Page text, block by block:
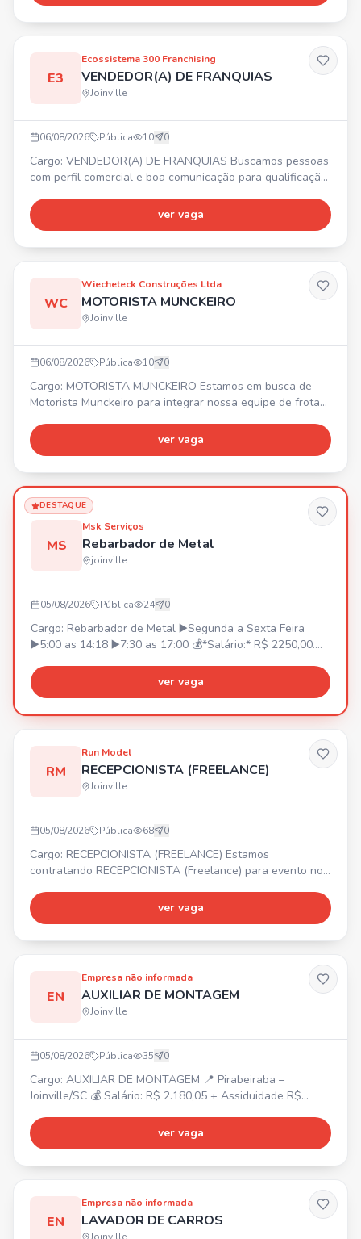
E3
Ecossistema 300 Franchising
VENDEDOR(A) DE FRANQUIAS
Joinville
06/08/2026 Pública 10 0
Cargo: VENDEDOR(A) DE FRANQUIAS Buscamos pessoas
com perfil comercial e boa comunicação para qualificação
com vendas high ticket, familiaridade com CRM. 💰
Remuneração fixa de R$3.200,00 + variável agressiva e
ver vaga
WC
Wiecheteck Construções Ltda
MOTORISTA MUNCKEIRO
Joinville
06/08/2026 Pública 10 0
Cargo: MOTORISTA MUNCKEIRO Estamos em busca de
Motorista Munckeiro para integrar nossa equipe de frotas.
Disponibilidade para viajar • Certificado ATUALIZADO de
operador Benefícios: • 💰 Vale alimentação R$ 620,60 •
ver vaga
DESTAQUE
MS
Msk Serviços
Rebarbador de Metal
joinville
05/08/2026 Pública 24 0
Cargo: Rebarbador de Metal ▶️Segunda a Sexta Feira
▶️5:00 as 14:18 ▶️7:30 as 17:00 💰*Salário:* R$ 2250,00.
350,00 *(A partir da contratação)*. •Podendo chegar a
R$500,00 *(Conforme critérios estabelecidos pela
empresa *(Sem custo para o funcionário)* Interessados
enviar o *PDF DA CARTEIRA DE TRABALHO* para 47
98489-5302
ver vaga
RM
Run Model
RECEPCIONISTA (FREELANCE)
Joinville
05/08/2026 Pública 68 0
Cargo: RECEPCIONISTA (FREELANCE) Estamos
contratando RECEPCIONISTA (Freelance) para evento nos
JOINVILLE - R. Sen. Felipe Schmidt, 460 - Centro, Joinville.
Pessoas com disponibilidade de horário.
ver vaga
EN
Empresa não informada
AUXILIAR DE MONTAGEM
Joinville
05/08/2026 Pública 35 0
Cargo: AUXILIAR DE MONTAGEM 📍 Pirabeiraba –
Joinville/SC 💰 Salário: R$ 2.180,05 + Assiduidade R$
sexta-feira, das 07h30 às 17h18 🎁 Benefícios:
Alimentação na empresa, Vale-transporte, Plano de saúde
ver vaga
EN
Empresa não informada
LAVADOR DE CARROS